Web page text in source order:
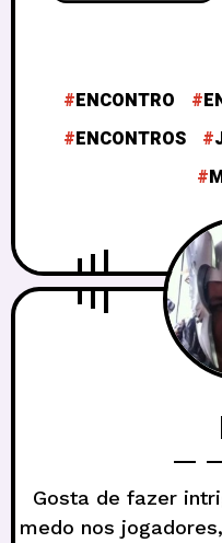
ENCONTRO
ENCONTROS
Gosta de fazer
medo nos